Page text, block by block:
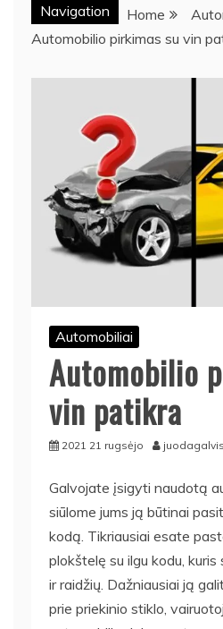
Navigation Home
Automobilio pirkimas su vin
Automobiliai
Automobilio
vin patikra
2021 21 rugsėjo juodagalvis
Galvojate įsigyti naudotą
siūlome jums ją būtinai
kodą. Tikriausiai esate
plokštelę su ilgu kodu,
ir raidžių. Dažniausiai ją
prie priekinio stiklo,